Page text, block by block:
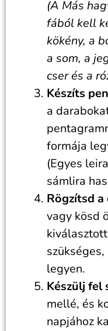
(A Más
fából kell
kökény, a
a som, a
cser és a
Készíts
a
formája
(Egyes
sámlira
Rögzítsd
vagy kösd
legyen.
Készülj fel
mellé, és
napjához